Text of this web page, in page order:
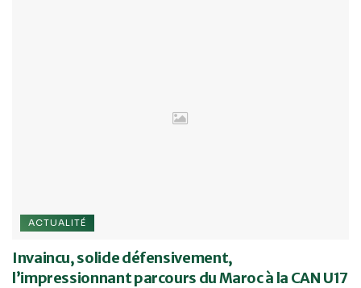
ACTUALITÉ
Invaincu, solide défensivement,
l’impressionnant parcours du Maroc à la CAN U17